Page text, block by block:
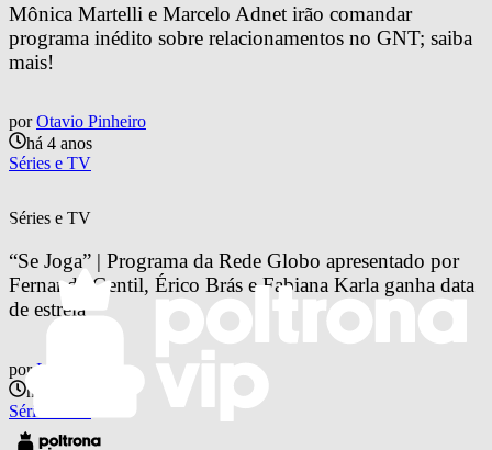
Mônica Martelli e Marcelo Adnet irão comandar
programa inédito sobre relacionamentos no GNT; saiba
mais!
por Otavio Pinheiro
há 4 anos
Séries e TV
Séries e TV
“Se Joga” | Programa da Rede Globo apresentado por
Fernanda Gentil, Érico Brás e Fabiana Karla ganha data
de estreia
por Lucas Belo
há 6 anos
Séries e TV